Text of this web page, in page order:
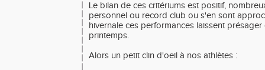
Le bilan de ces critériums est positif,
personnel ou record club ou s'en sont
hivernale ces performances laissent
printemps.
Alors un petit clin d'oeil à nos athlètes :